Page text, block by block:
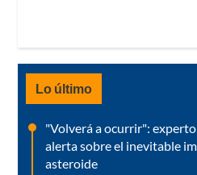
Lo último
"Volverá a ocurrir":
alerta sobre el inevitable
asteroide